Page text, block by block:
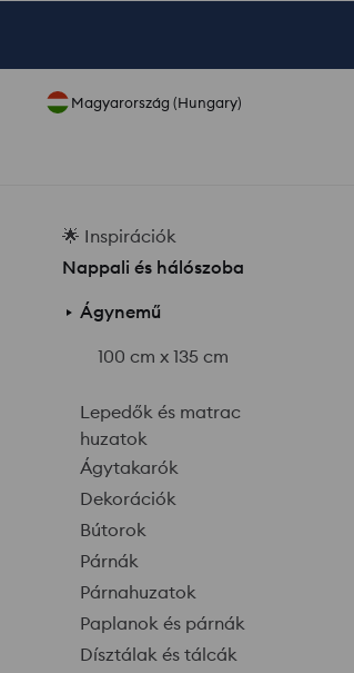
Magyarország (Hungary)
🌟 Inspirációk
Nappali és hálószoba
Ágynemű
100 cm x 135 cm
Lepedők és matrac
huzatok
Ágytakarók
Dekorációk
Bútorok
Párnák
Párnahuzatok
Paplanok és párnák
Dísztálak és tálcák